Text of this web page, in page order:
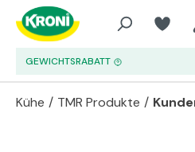
Zum Hauptinhalt springen
GEWICHTSRABATT
Kühe / TMR Produkte /